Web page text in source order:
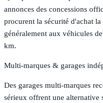
annonces des concessions
procurent la sécurité d'achat
généralement aux véhicules
km.
Multi-marques & garages
Des garages multi-marques
sérieux offrent une alternative